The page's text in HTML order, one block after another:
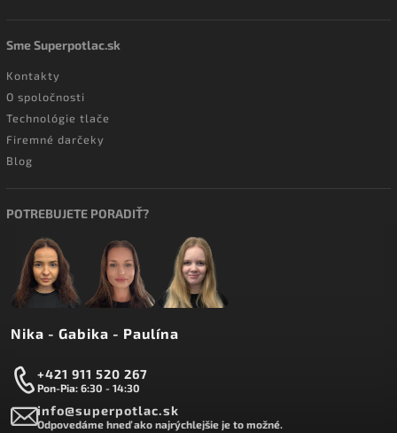
Sme Superpotlac.sk
Kontakty
O spoločnosti
Technológie tlače
Firemné darčeky
Blog
POTREBUJETE PORADIŤ?
Nika - Gabika - Paulína
+421 911 520 267
Pon-Pia: 6:30 - 14:30
info@superpotlac.sk
Odpovedáme hneď ako najrýchlejšie je to možné.